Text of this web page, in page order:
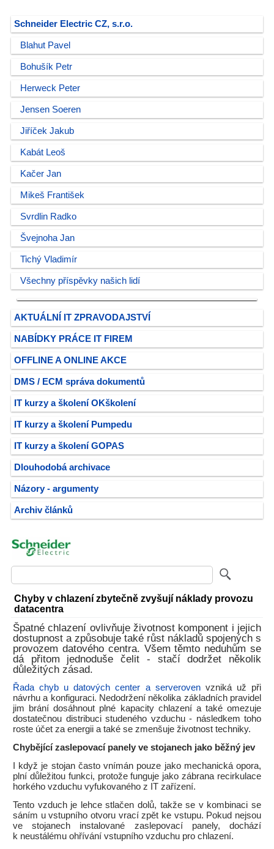
Schneider Electric CZ, s.r.o.
Blahut Pavel
Bohušík Petr
Herweck Peter
Jensen Soeren
Jiříček Jakub
Kabát Leoš
Kačer Jan
Mikeš František
Svrdlin Radko
Švejnoha Jan
Tichý Vladimír
Všechny příspěvky našich lidí
AKTUÁLNÍ IT ZPRAVODAJSTVÍ
NABÍDKY PRÁCE IT FIREM
OFFLINE A ONLINE AKCE
DMS / ECM správa dokumentů
IT kurzy a školení OKškolení
IT kurzy a školení Pumpedu
IT kurzy a školení GOPAS
Dlouhodobá archivace
Názory - argumenty
Archiv článků
Chyby v chlazení zbytečně zvyšují náklady provozu
datacentra
Špatné chlazení ovlivňuje životnost komponent i jejich
dostupnost a způsobuje také růst nákladů spojených s
provozem datového centra. Všem těmto neduhům se
dá přitom jednoduše čelit - stačí dodržet několik
důležitých zásad.
Řada chyb u datových center a serverovenvzniká už při
návrhu a konfiguraci. Nedodržení několika základních pravidel
jim brání dosáhnout plné kapacity chlazení a také omezuje
dostatečnou distribuci studeného vzduchu - následkem toho
roste účet za energii a také se zmenšuje životnost techniky.
Chybějící zaslepovací panely ve stojanech jako běžný jev
I když je stojan často vnímán pouze jako mechanická opora,
plní důležitou funkci, protože funguje jako zábrana recirkulace
horkého vzduchu vyfukovaného z IT zařízení.
Tento vzduch je lehce stlačen dolů, takže se v kombinaci se
sáním u vstupního otvoru vrací zpět ke vstupu. Pokud nejsou
ve stojanech instalované zaslepovací panely, dochází
k neustálému ohřívání vstupního vzduchu pro chlazení.